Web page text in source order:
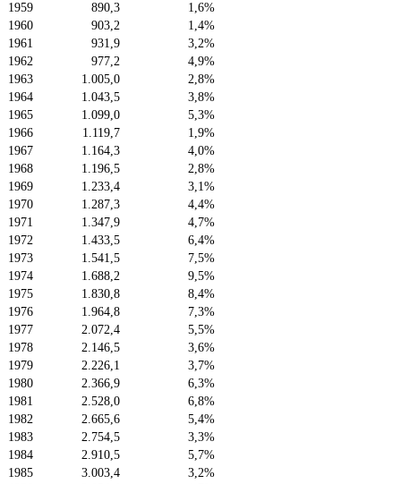
1959
890,3
1,6%
1960
903,2
1,4%
1961
931,9
3,2%
1962
977,2
4,9%
1963
1.005,0
2,8%
1964
1.043,5
3,8%
1965
1.099,0
5,3%
1966
1.119,7
1,9%
1967
1.164,3
4,0%
1968
1.196,5
2,8%
1969
1.233,4
3,1%
1970
1.287,3
4,4%
1971
1.347,9
4,7%
1972
1.433,5
6,4%
1973
1.541,5
7,5%
1974
1.688,2
9,5%
1975
1.830,8
8,4%
1976
1.964,8
7,3%
1977
2.072,4
5,5%
1978
2.146,5
3,6%
1979
2.226,1
3,7%
1980
2.366,9
6,3%
1981
2.528,0
6,8%
1982
2.665,6
5,4%
1983
2.754,5
3,3%
1984
2.910,5
5,7%
1985
3.003,4
3,2%